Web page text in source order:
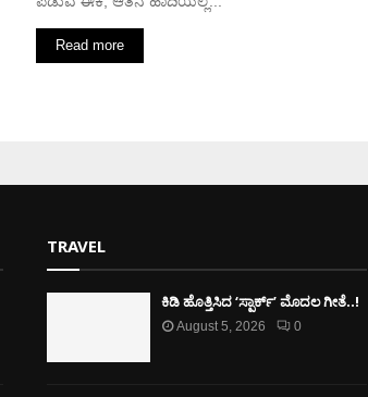
Read more
TRAVEL
ಕಿಡಿ‌‌ ಹೊತ್ತಿಸಿದ ‘ಸ್ಪಾರ್ಕ್’ ಮೊದಲ‌ ಗೀತೆ..!
August 5, 2026 0